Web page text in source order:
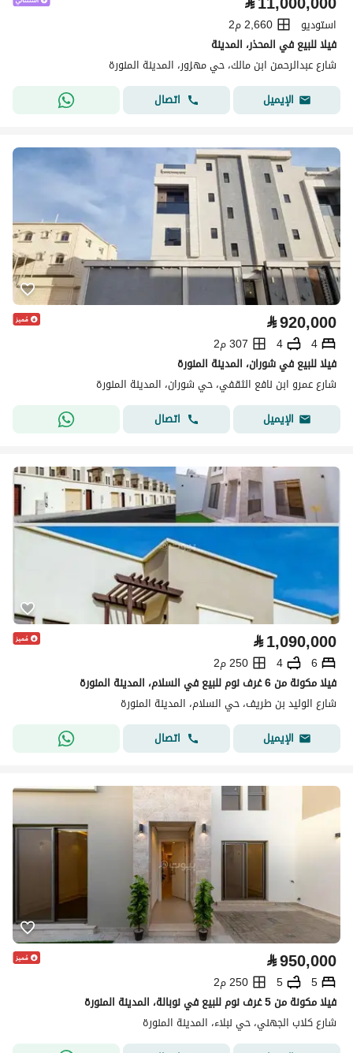
استوديو
2,660 م2
فيلا للبيع في المحذر، المدينة
شارع عبدالرحمن ابن مالك، حي مهزور، المدينة المنورة
الإيميل
اتصال
⃁920,000
4
4
307 م2
فيلا للبيع في شوران، المدينة المنورة
شارع عمرو ابن نافع الثقفي، حي شوران، المدينة المنورة
الإيميل
اتصال
⃁1,090,000
6
4
250 م2
فيلا مكونة من 6 غرف نوم للبيع في السلام، المدينة المنورة
شارع الوليد بن طريف، حي السلام، المدينة المنورة
الإيميل
اتصال
⃁950,000
5
5
250 م2
فيلا مكونة من 5 غرف نوم للبيع في نوبالة، المدينة المنورة
شارع كلاب الجهني، حي نبلاء، المدينة المنورة